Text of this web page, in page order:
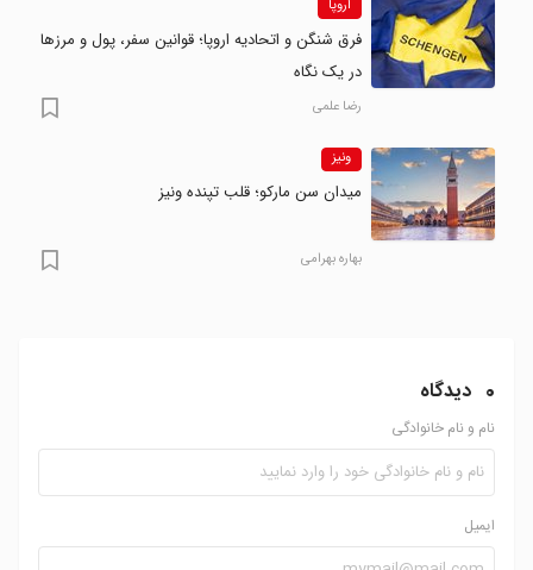
اروپا
فرق شنگن و اتحادیه اروپا؛ قوانین سفر، پول و مرزها
در یک نگاه
رضا علمی
ونیز
میدان سن مارکو؛ قلب تپنده ونیز
بهاره بهرامی
0 دیدگاه
نام و نام خانوادگی
ایمیل